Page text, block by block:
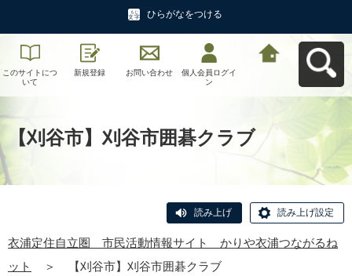
ひらがなをつける
このサイトにつ
いて
新規登録 お問い合わせ
個人会員ログイ
ン
【刈谷市】刈谷市囲碁クラブ
読み上げ 読み上げ設定
衣浦定住自立圏 市民活動情報サイト かりや衣浦つながるね
ット
＞ 【刈谷市】刈谷市囲碁クラブ